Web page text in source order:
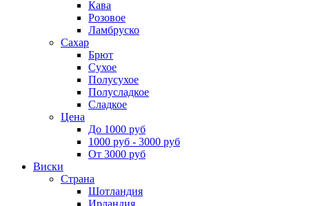
Кава
Розовое
Ламбруско
Сахар
Брют
Сухое
Полусухое
Полусладкое
Сладкое
Цена
До 1000 руб
1000 руб - 3000 руб
От 3000 руб
Виски
Страна
Шотландия
Ирландия